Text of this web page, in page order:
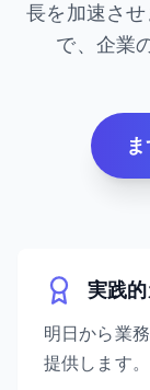
長を加速させ
で、企業
実践
明日から業
提供します。